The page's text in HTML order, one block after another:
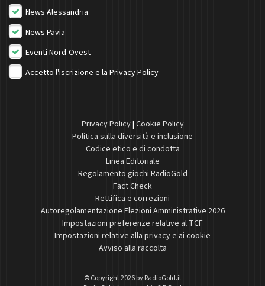
News Alessandria
News Pavia
Eventi Nord-Ovest
Accetto l'iscrizione e la Privacy Policy
Privacy Policy| Cookie Policy
Politica sulla diversità e inclusione
Codice etico e di condotta
Linea Editoriale
Regolamento giochi RadioGold
Fact Check
Rettifica e correzioni
Autoregolamentazione Elezioni Amministrative 2026
Impostazioni preferenze relative al TCF
Impostazioni relative alla privacy e ai cookie
Avviso alla raccolta
© Copyright 2026 byRadioGold.it